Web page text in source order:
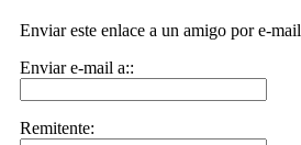
Enviar este enlace a un amigo por e-mail
Enviar e-mail a::
Remitente: